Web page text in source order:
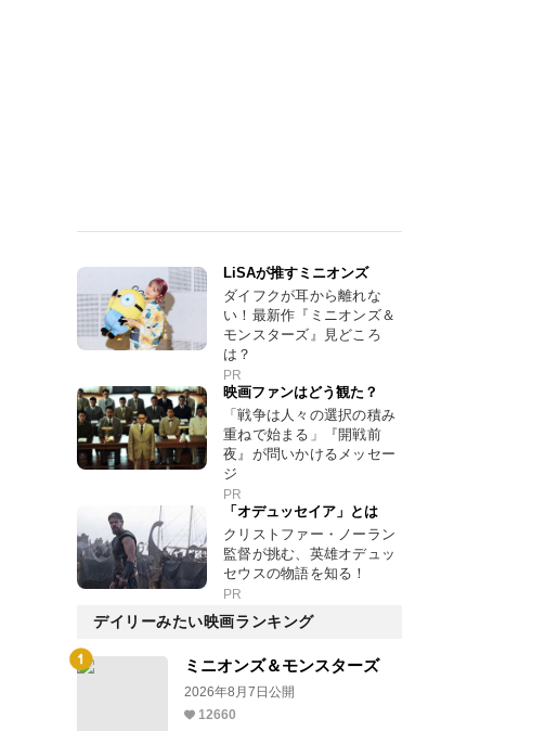
LiSAが推すミニオンズ
ダイフクが耳から離れな
い！最新作『ミニオンズ＆
モンスターズ』見どころ
は？
PR
映画ファンはどう観た？
「戦争は人々の選択の積み
重ねで始まる」『開戦前
夜』が問いかけるメッセー
ジ
PR
「オデュッセイア」とは
クリストファー・ノーラン
監督が挑む、英雄オデュッ
セウスの物語を知る！
PR
デイリーみたい映画ランキング
ミニオンズ＆モンスターズ
2026年8月7日公開
12660